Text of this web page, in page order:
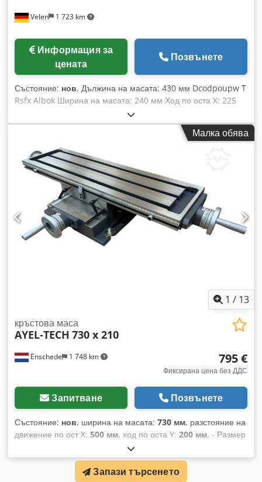
Velen 1 723 km
Информация за
цената
Позвънете
Състояние: нов, Дължина на масата: 430 мм Dcodpoupw T
Rsfx Albok Ширина на масата: 240 мм Ход по оста X: 225
мм Ход по оста Y: 160 мм Височина на масата: 160 мм T-
образни канали: 12 мм Тегло: 45 кг Размери (Д x Ш x В): 0,6
x 0,45 x 0,2 м Кръстачен маса с въртяща се платформа
Малка обява
1 / 13
Enschede 1 748 km
кръстова маса
AYEL-TECH 730 x 210
795 €
Фиксирана цена без ДДС
Запитване Позвънете
Състояние: нов, ширина на масата: 730 мм, разстояние на
движение по ост X: 500 мм, ход по оста Y: 200 мм, - Размер
на масата: 730 × 210 mm Dcjdoyqwnrjpfx Albok - Работен
ход (X/Y): 500 × 200 mm
Запази търсенето